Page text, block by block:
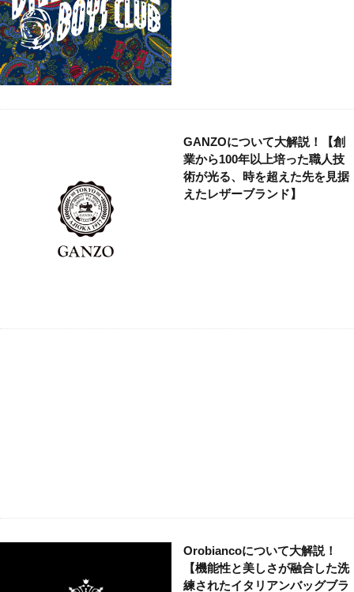
GANZOについて大解説！【創
業から100年以上培った職人技
術が光る、時を超えた先を見据
えたレザーブランド】
Orobiancoについて大解説！
【機能性と美しさが融合した洗
練されたイタリアンバッグブラ